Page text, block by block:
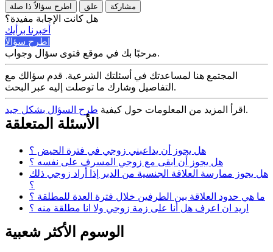
اطرح سؤالاً ذا صلة علق مشاركة
هل كانت الإجابة مفيدة؟
أخبرنا برأيك
اطرح سؤالاً
مرحبًا بك في موقع فتوى سؤال وجواب.
المجتمع هنا لمساعدتك في أسئلتك الشرعية. قدم سؤالك مع
التفاصيل وشارك ما توصلت إليه عبر البحث.
اقرأ المزيد من المعلومات حول كيفية طرح السؤال بشكل جيد .
الأسئلة المتعلقة
هل يجوز أن يداعبني زوجي في فترة الحيض ؟
هل يجوز أن ابقى مع زوجي المسرف على نفسه ؟
هل يجوز ممارسة العلاقة الجنسية من الدبر إذا أراد زوجي ذلك
؟
ما هي حدود العلاقة بين الطرفين خلال فترة العدة للمطلقة ؟
اريد ان اعرف هل أنا على زمة زوجي ولا انا مطلقة منه ؟
الوسوم الأكثر شعبية